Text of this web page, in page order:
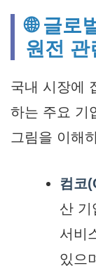
🌐 글로
원전 관
국내 시장에
하는 주요 기
그림을 이해
컴코
산 기
서비
있으